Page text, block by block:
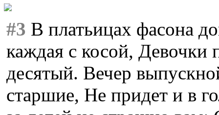
#3 В платьицах фасона
каждая с косой, Девочки
десятый. Вечер
старшие, Не придет и в